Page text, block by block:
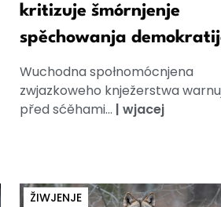
kritizuje šmórnjenje
spěchowanja
Wuchodna społnomócnjena
zwjazkoweho knježerstwa
před sćěhami... | wjacej
ŽIWJENJE